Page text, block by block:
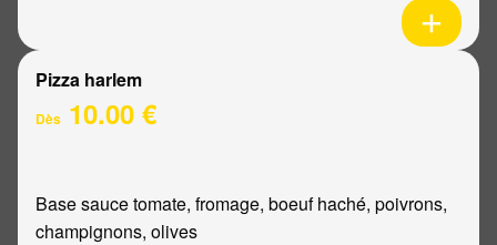
Pizza harlem
Dès 10.00 €
Base sauce tomate, fromage, boeuf haché, poivrons,
champignons, olives